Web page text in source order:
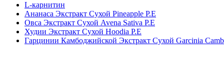
L-карнитин
Ананаса Экстракт Сухой Pineapple P.E
Овса Экстракт Сухой Avena Sativa P.E
Худии Экстракт Сухой Hoodia P.E
Гарцинии Камбоджийской Экстракт Сухой Garcinia